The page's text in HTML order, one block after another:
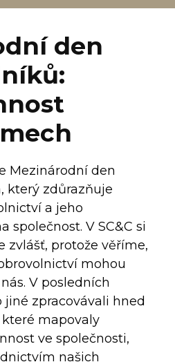
den
Mezinárodní den
který zdůrazňuje
a jeho
společnost. V SC&C si
zvlášť, protože věříme,
mohou
V posledních
zpracovávali hned
mapovaly
ve společnosti,
našich